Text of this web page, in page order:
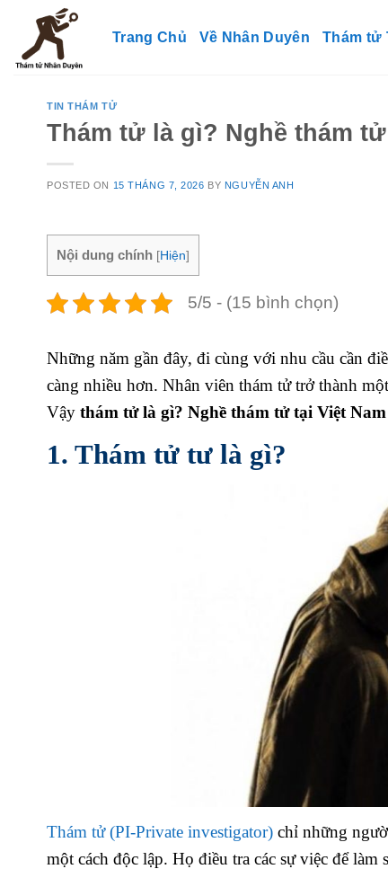
content
Trang Chủ Về Nhân Duyên Thám tử
TIN THÁM TỬ
Thám tử là gì? Nghề thám
POSTED ON 15 THÁNG 7, 2026 BY NGUYỄN ANH
Nội dung chính [Hiện]
5/5 - (15 bình chọn)
Những năm gần đây, đi cùng với nhu cầu cần
càng nhiều hơn. Nhân viên thám tử trở thành
Vậy thám tử là gì? Nghề thám tử tại Việt Nam
1. Thám tử tư là gì?
Thám tử (PI-Private investigator) chỉ những
một cách độc lập. Họ điều tra các sự việc để